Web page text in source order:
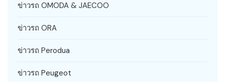
ข่าวรถ OMODA & JAECOO
ข่าวรถ ORA
ข่าวรถ Perodua
ข่าวรถ Peugeot